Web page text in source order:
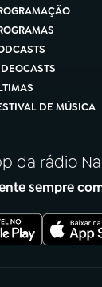
DE MÚSICA
da rádio
sempre